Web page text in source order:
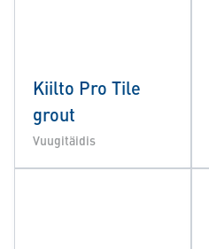
Kiilto Pro Tile
grout
Vuugitäidis